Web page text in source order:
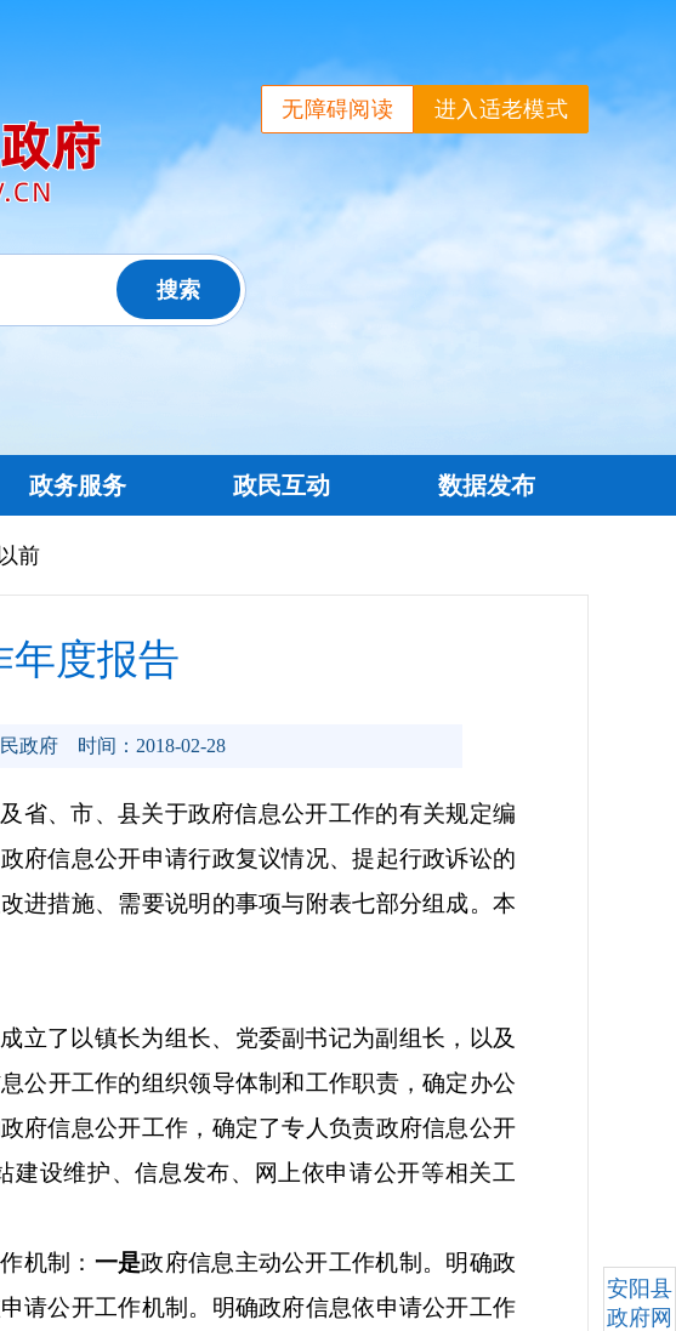
进入适老模式
无障碍阅读
政务服务 政民互动 数据发布
前
年度报告
政府 时间：2018-02-28
省、市、县关于政府信息公开工作的有关规定编
府信息公开申请行政复议情况、提起行政诉讼的
进措施、需要说明的事项与附表七部分组成。本
立了以镇长为组长、 党委副书记为副组长，以及
公开工作的组织领导体制和工作职责，确定办公
府信息公开工作，确定了专人负责政府信息公开
设维护、信息发布、网上依申请公开等相关工
机制： 一是政府信息主动公开工作机制。明确政
请公开工作机制。明确政府信息依申请公开工作
安阳县
政府网